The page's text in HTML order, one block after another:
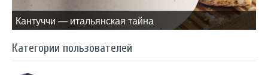
Кантуччи — итальянская тайна
Категории пользователей